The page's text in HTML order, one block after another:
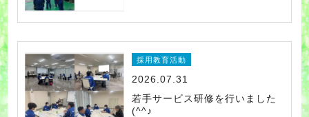
採用教育活動
2026.07.31
若手サービス研修を行いました
(^^♪